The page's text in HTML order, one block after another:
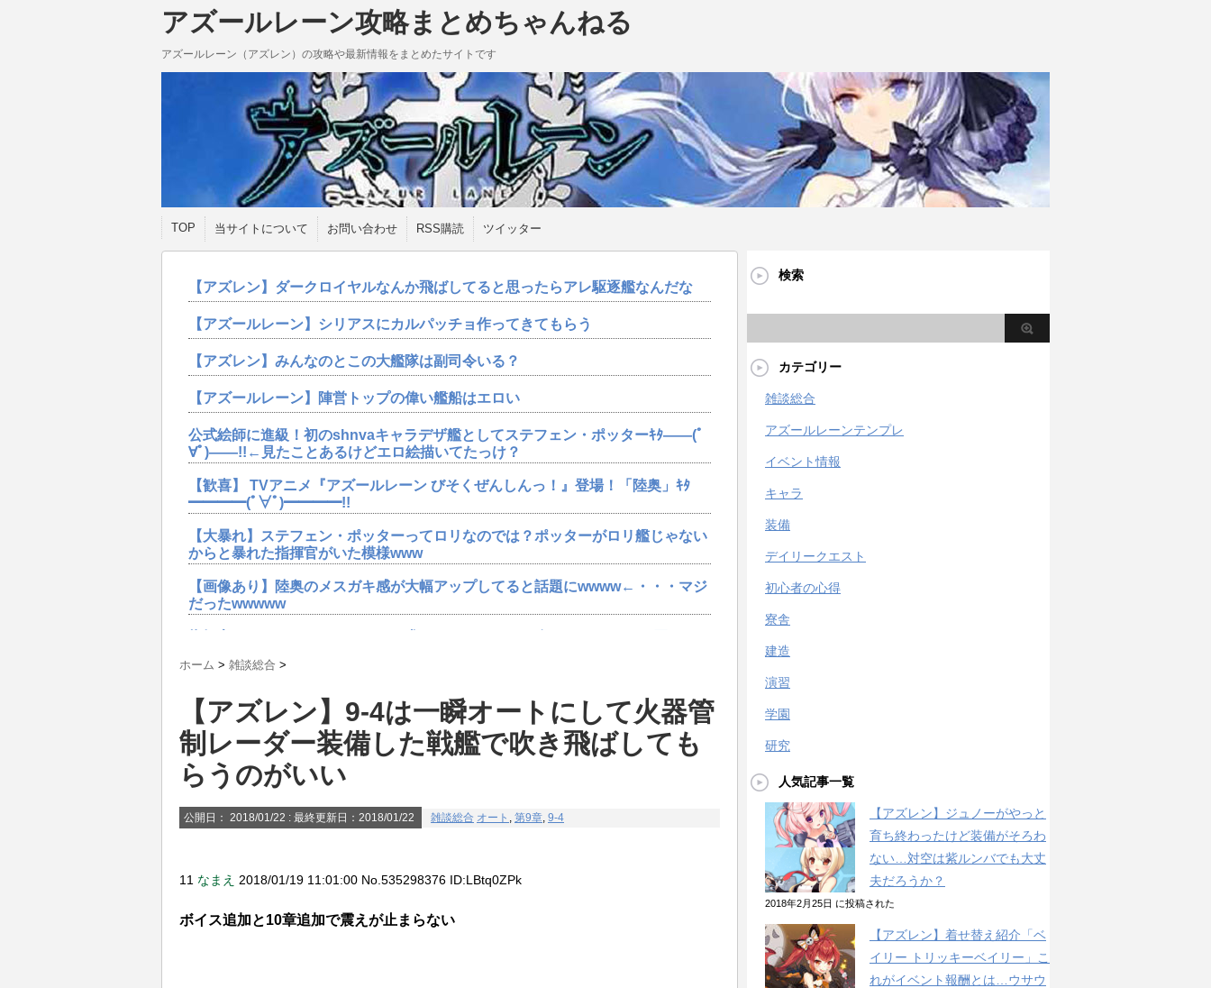
アズールレーン攻略まとめちゃんねる
アズールレーン（アズレン）の攻略や最新情報をまとめたサイトです
TOP 当サイトについて お問い合わせ RSS購読 ツイッター
【アズレン】ダークロイヤルなんか飛ばしてると思ったらアレ駆逐艦なんだな
【アズールレーン】シリアスにカルパッチョ作ってきてもらう
【アズレン】みんなのとこの大艦隊は副司令いる？
【アズールレーン】陣営トップの偉い艦船はエロい
公式絵師に進級！初のshnvaキャラデザ艦としてステフェン・ポッターｷﾀ――(ﾟ
∀ﾟ)――!!←見たことあるけどエロ絵描いてたっけ？
【歓喜】 TVアニメ『アズールレーン びそくぜんしんっ！』登場！「陸奥」ｷﾀ
━━━━(ﾟ∀ﾟ)━━━━!!
【大暴れ】ステフェン・ポッターってロリなのでは？ポッターがロリ艦じゃない
からと暴れた指揮官がいた模様www
【画像あり】陸奥のメスガキ感が大幅アップしてると話題にwwww←・・・マジ
だったwwwww
━━━━!!!! 今回どうした
【歓喜】 TVアニメ『アズールレーン びそくぜんしんっ！』登場！「陸奥」ｷﾀ
━━━━(ﾟ∀ﾟ)━━━━!!
【アズレン】アレンMサムナーユニオンだし強そう
【疑問】登山って何が面白いの？”10回くらい行っても”分からない
冷静に対処するジャベリンwwwww
ホーム > 雑談総合 >
【アズレン】9-4は一瞬オートにして火器管
制レーダー装備した戦艦で吹き飛ばしても
らうのがいい
公開日： 2018/01/22 : 最終更新日：2018/01/22 雑談総合 オート , 第9章, 9-4
11 なまえ 2018/01/19 11:01:00 No.535298376 ID:LBtq0ZPk
ボイス追加と10章追加で震えが止まらない
検索
カテゴリー
雑談総合
アズールレーンテンプレ
イベント情報
キャラ
装備
デイリークエスト
初心者の心得
寮舎
建造
演習
学園
研究
人気記事一覧
【アズレン】ジュノーがやっと
育ち終わったけど装備がそろわ
ない…対空は紫ルンバでも大丈
夫だろうか？
2018年2月25日 に投稿された
【アズレン】着せ替え紹介「ベ
イリー トリッキーベイリー」こ
れがイベント報酬とは…ウサウ